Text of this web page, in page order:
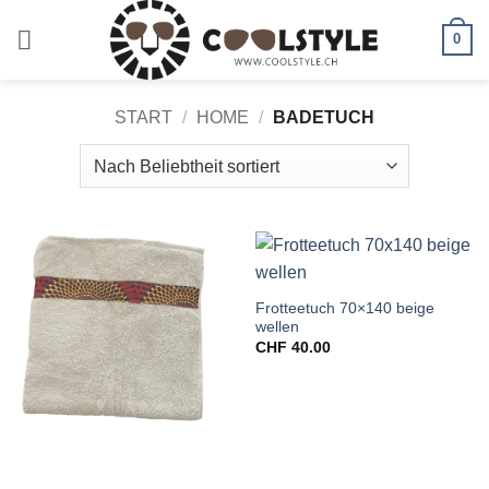
0
START / HOME / BADETUCH
Frotteetuch 70×140 beige
wellen
CHF 40.00